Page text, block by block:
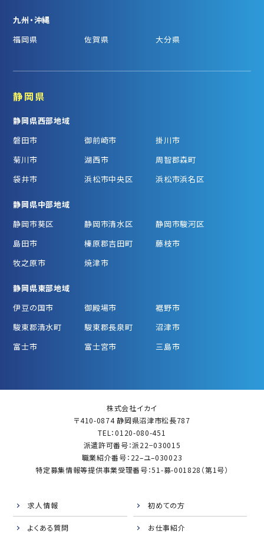
九州・沖縄
福岡県
佐賀県 大分県
静岡県
静岡県西部地域
磐田市
御前崎市
掛川市
菊川市
湖西市
周智郡森町
袋井市
浜松市中央区 浜松市浜名区
静岡県中部地域
静岡市葵区
静岡市清水区
静岡市駿河区
島田市
榛原郡吉田町
藤枝市
牧之原市
焼津市
静岡県東部地域
伊豆の国市
御殿場市
裾野市
駿東郡清水町
駿東郡長泉町
沼津市
富士市
富士宮市 三島市
株式会社イカイ
〒410-0874 静岡県沼津市松長787
TEL：0120-080-451
派遣許可番号：派22−030015
職業紹介番号：22–ユ–030023
特定募集情報等提供事業受理番号：51-募-001828（第1号）
求人情報 初めての方
よくある質問 お仕事紹介